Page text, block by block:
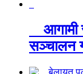
आगामी
सञ्चालन